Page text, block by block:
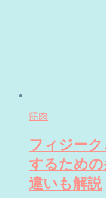
筋肉
フィジー
するため
違いも解説